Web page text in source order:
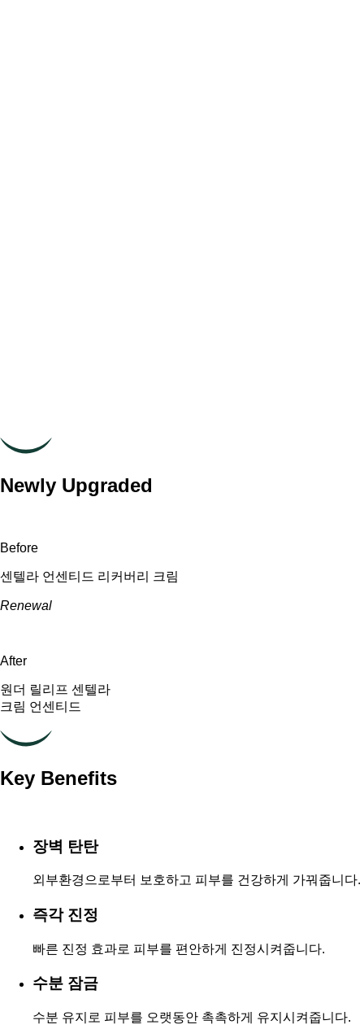
Newly Upgraded
Before
센텔라 언센티드 리커버리 크림
Renewal
After
원더 릴리프 센텔라
크림 언센티드
Key Benefits
장벽 탄탄
외부환경으로부터 보호하고 피부를 건강하게 가꿔줍니다.
즉각 진정
빠른 진정 효과로 피부를 편안하게 진정시켜줍니다.
수분 잠금
수분 유지로 피부를 오랫동안 촉촉하게 유지시켜줍니다.